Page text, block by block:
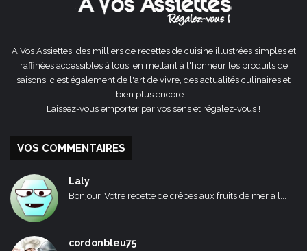
A Vos Assiettes, des milliers de recettes de cuisine illustrées simples et
raffinées accessibles à tous, en mettant à l'honneur les produits de
saisons, c'est également de l'art de vivre, des actualités culinaires et
bien plus encore ...
Laissez-vous emporter par vos sens et régalez-vous !
VOS COMMENTAIRES
Laly
Bonjour, Votre recette de crêpes aux fruits de mer a l...
cordonbleu75